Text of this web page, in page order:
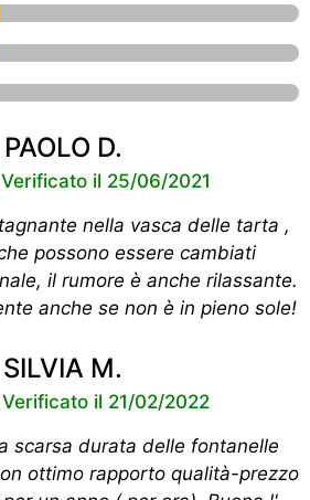
PAOLO D.
il 25/06/2021
nella vasca delle tarta ,
possono essere cambiati
il rumore è anche rilassante.
anche se non è in pieno sole!
SILVIA M.
il 21/02/2022
scarsa durata delle fontanelle
ottimo rapporto qualità-prezzo